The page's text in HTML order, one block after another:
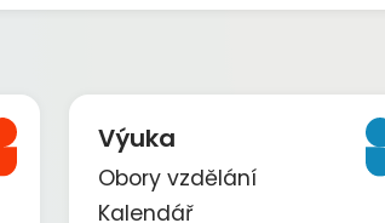
Výuka
Obory vzdělání
Kalendář